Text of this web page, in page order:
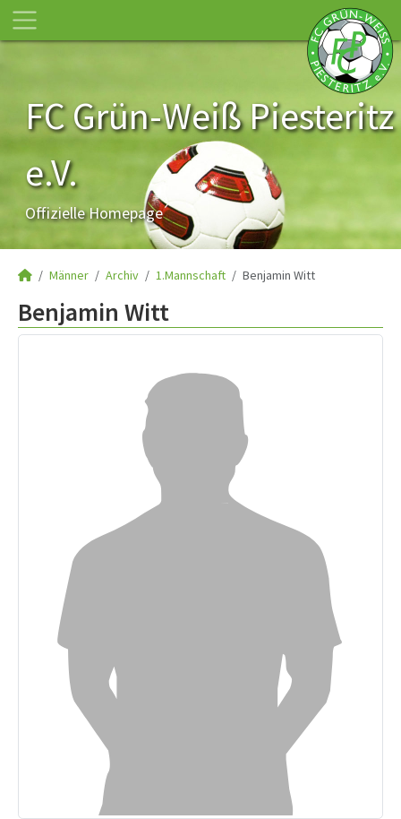
FC Grün-Weiß Piesteritz
e.V.
Offizielle Homepage
Männer Archiv 1.Mannschaft Benjamin Witt
Benjamin Witt